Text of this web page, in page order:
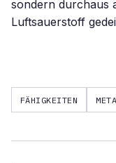
sondern durchaus
Luftsauerstoff
FÄHIGKEITEN